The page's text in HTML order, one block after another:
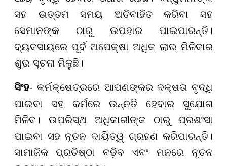
ସହ ଉତ୍ତମ ସମୟ ଅତିବାହିତ କରିବା ସହ
ସେମାନଙ୍କ ଠାରୁ ଉପହାର ପାଇପାରନ୍ତି।
ବ୍ୟବସାୟରେ ପୂର୍ବ ଅପେକ୍ଷା ଅଧିକ ଲାଭ ମିଳିବାର
ଶୁଭ ସୂଚନା ମିଳୁଛି।
ସିଂହ- କର୍ମକ୍ଷେତ୍ରରେ ଆପଣଙ୍କର ଦକ୍ଷତା ବୃଦ୍ଧି
ପାଇବା ସହ କର୍ମରେ ଉନ୍ନତି ହେବାର ସୁଯୋଗ
ମିଳିବ। ଉପରିସ୍ଥ ଅଧିକାରୀଙ୍କ ଠାରୁ ପ୍ରଶଂସା
ପାଇବା ସହ ନୂତନ ଦାୟିତ୍ୱ ଗ୍ରହଣ କରିପାରନ୍ତି।
ସାମାଜିକ ପ୍ରତିଷ୍ଠା ବଢ଼ିବ ଏବଂ ମନରେ ନୂତନ